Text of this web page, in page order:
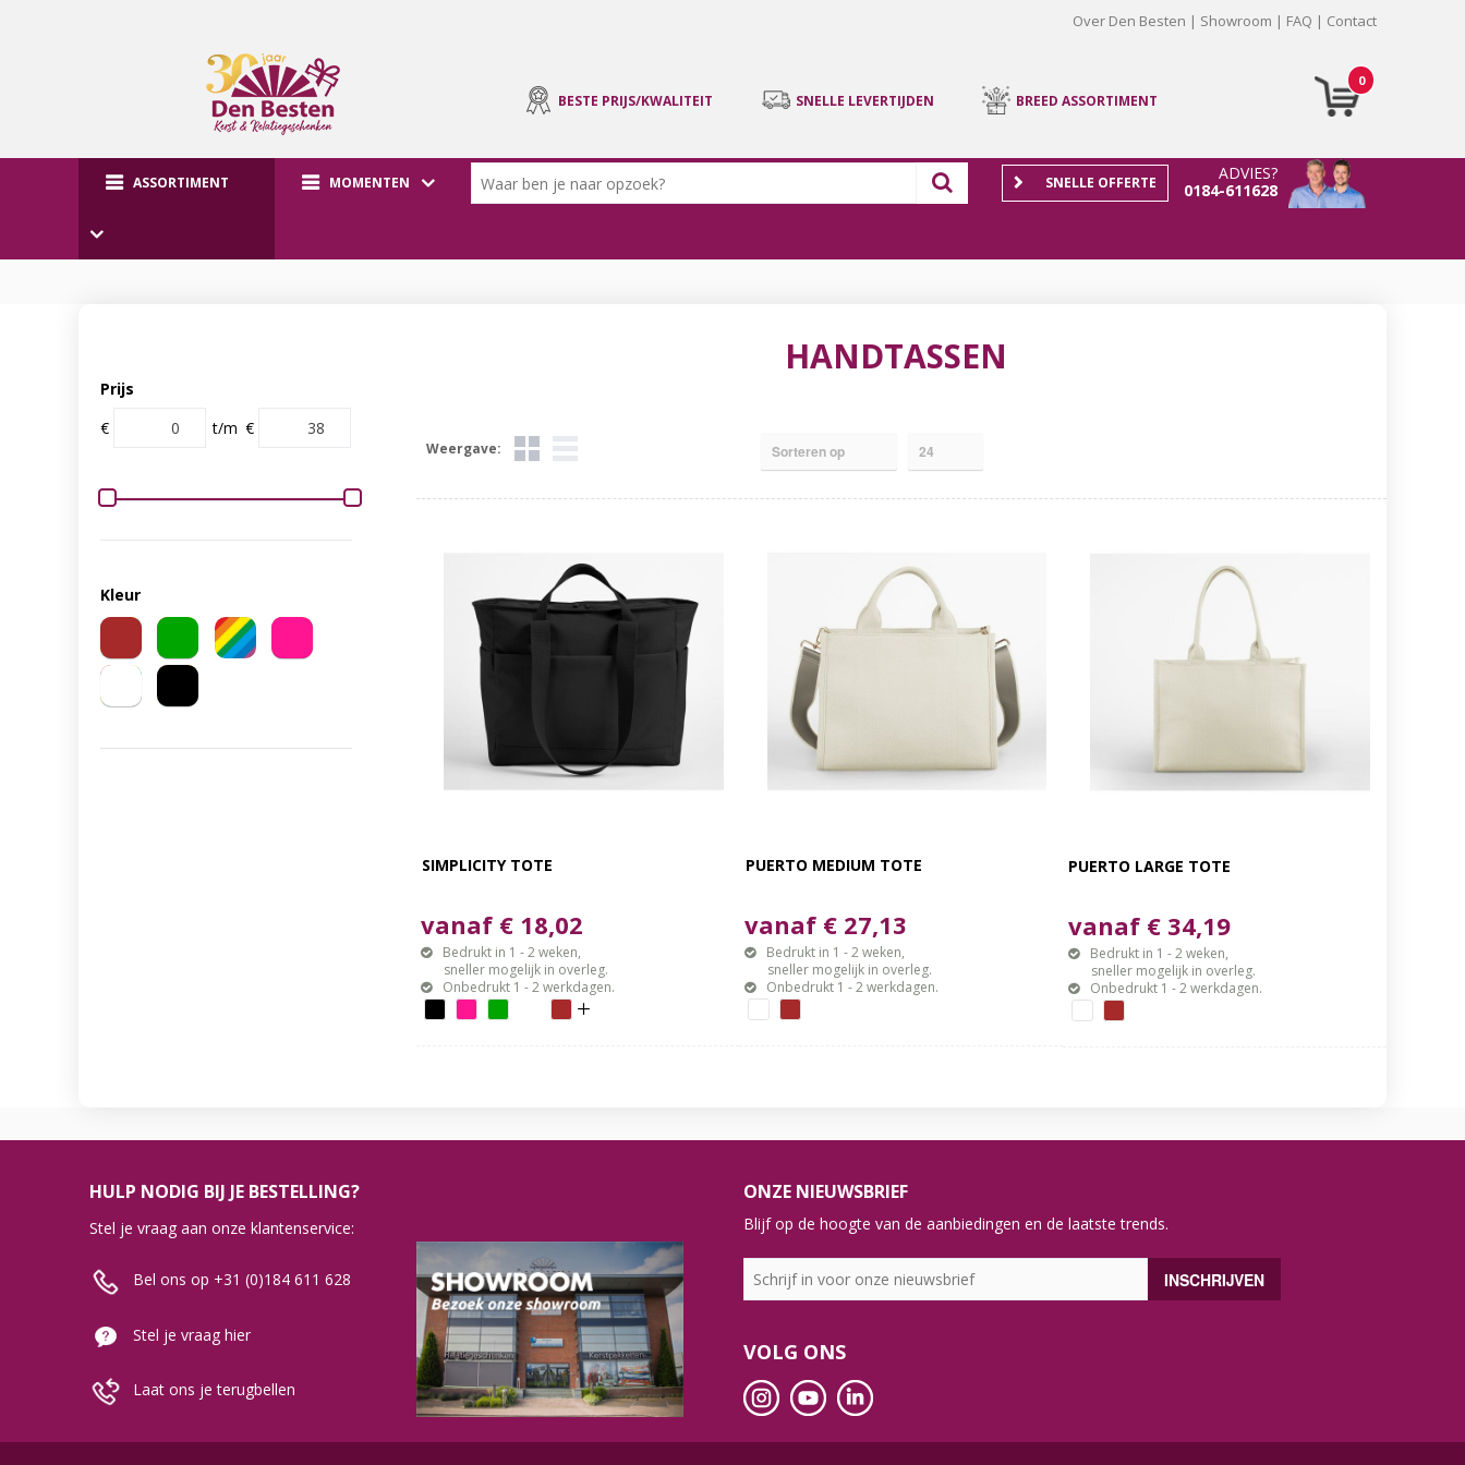
Over Den Besten Showroom FAQ Contact
0
BESTE PRIJS/KWALITEIT SNELLE LEVERTIJDEN BREED ASSORTIMENT
ASSORTIMENT MOMENTEN
ADVIES?
0184-611628
SNELLE OFFERTE
Prijs
€
t/m €
Kleur
HANDTASSEN
Weergave:
SIMPLICITY TOTE
vanaf € 18,02
Bedrukt in 1 - 2 weken,
sneller mogelijk in overleg.
Onbedrukt 1 - 2 werkdagen.
PUERTO MEDIUM TOTE
vanaf € 27,13
Bedrukt in 1 - 2 weken,
sneller mogelijk in overleg.
Onbedrukt 1 - 2 werkdagen.
PUERTO LARGE TOTE
vanaf € 34,19
Bedrukt in 1 - 2 weken,
sneller mogelijk in overleg.
Onbedrukt 1 - 2 werkdagen.
HULP NODIG BIJ JE BESTELLING?
Stel je vraag aan onze klantenservice:
Bel ons op +31 (0)184 611 628
Stel je vraag hier
Laat ons je terugbellen
ONZE NIEUWSBRIEF
Blijf op de hoogte van de aanbiedingen en de laatste trends.
VOLG ONS